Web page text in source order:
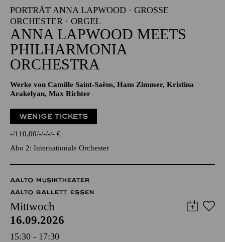
PORTRÄT ANNA LAPWOOD · GROSSE O
RCHESTER · ORGEL
ANNA LAPWOOD MEETS
PHILHARMONIA
ORCHESTRA
Werke von Camille Saint-Saëns, Hans Zimmer, Kristina
Arakelyan, Max Richter
WENIGE TICKETS
- 110,00 - - - - €
Abo 2: Internationale Orchester
AALTO MUSIKTHEATER
AALTO BALLETT ESSEN
Mittwoch
16.09.2026
15:30 - 17:30